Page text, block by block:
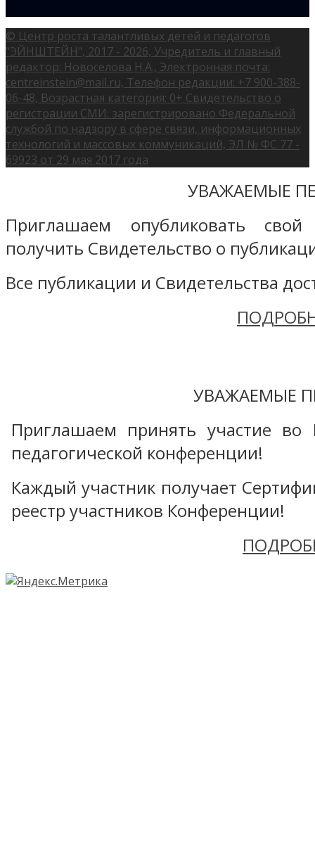
© Центр роста талантливых детей и педагогов
"ЭЙНШТЕЙН", 2017 - 2026, Учредитель и главный
редактор: Новоселова Н.А., Электронная почта:
centreinstein@mail.ru, Телефон редакции: +7 900-388-
06-48, Возрастная категория: 0+ Свидетельство о
регистрации СМИ: зарегистрировано Федеральной
службой по надзору в сфере связи, информационных
технологий и массовых коммуникаций, ЭЛ № ФС 77 -
69923 от 29 мая 2017 года
УВАЖАЕМЫЕ
Приглашаем опубликовать
получить Свидетельство о
Все публикации и Свидетельства
УВАЖАЕМЫЕ
Приглашаем принять участие во
педагогической конференции!
Каждый участник получает
реестр участников Конференции!